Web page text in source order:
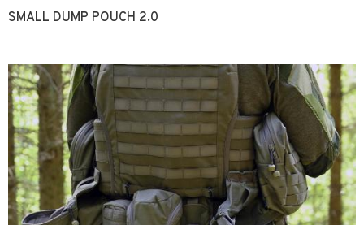
SMALL DUMP POUCH 2.0